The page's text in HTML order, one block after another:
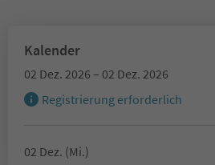
Kalender
02 Dez. 2026 – 02 Dez. 2026
Registrierung erforderlich
02 Dez. (Mi.)